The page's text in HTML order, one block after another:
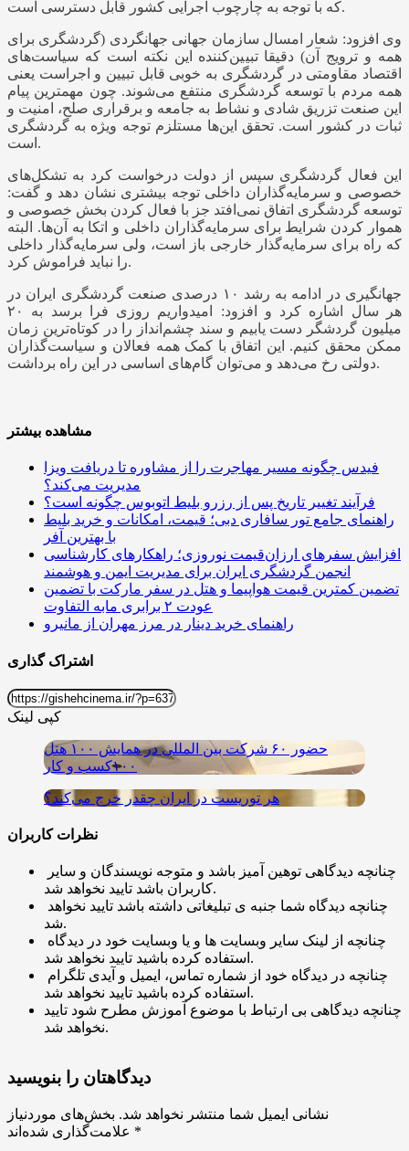
که با توجه به چارچوب اجرایی کشور قابل دسترسی است.
وی افزود: شعار امسال سازمان جهانی جهانگردی (گردشگری برای
همه و ترویج آن) دقیقا تبیین‌کننده این نکته است که سیاست‌های
اقتصاد مقاومتی در گردشگری به خوبی قابل تبیین و اجراست یعنی
همه مردم با توسعه گردشگری منتفع می‌شوند. چون مهمترین پیام
این صنعت تزریق شادی و نشاط به جامعه و برقراری صلح، امنیت و
ثبات در کشور است. تحقق این‌ها مستلزم توجه ویژه به گردشگری
است.
این فعال گردشگری سپس از دولت درخواست کرد به تشکل‌های
خصوصی و سرمایه‌گذاران داخلی توجه بیشتری نشان دهد و گفت:‌
توسعه گردشگری اتفاق نمی‌افتد جز با فعال کردن بخش خصوصی و
هموار کردن شرایط برای سرمایه‌گذاران داخلی و اتکا به آن‌ها. البته
که راه برای سرمایه‌گذار خارجی باز است، ولی سرمایه‌گذار داخلی
را نباید فراموش کرد.
جهانگیری در ادامه به رشد ۱۰ درصدی صنعت گردشگری ایران در
هر سال اشاره کرد و افزود: امیدواریم روزی فرا برسد به ۲۰
میلیون گردشگر دست یابیم و سند چشم‌انداز را در کوتاه‌ترین زمان
ممکن محقق کنیم. این اتفاق با کمک همه فعالان و سیاست‌گذاران
دولتی رخ می‌دهد و می‌توان گام‌های اساسی در این راه برداشت.
مشاهده بیشتر
فیدس چگونه مسیر مهاجرت را از مشاوره تا دریافت ویزا
مدیریت می‌کند؟
فرآیند تغییر تاریخ پس از رزرو بلیط اتوبوس چگونه است؟
راهنمای جامع تور سافاری دبی؛ قیمت، امکانات و خرید بلیط
با بهترین آفر
افزایش سفرهای ارزان‌قیمت نوروزی؛ راهکارهای کارشناسی
انجمن گردشگری ایران برای مدیریت ایمن و هوشمند
تضمین کمترین قیمت هواپیما و هتل در سفر مارکت با تضمین
عودت ۲ برابری مابه التفاوت
راهنمای خرید دینار در مرز مهران از مانیرو
اشتراک گذاری
کپی لینک
حضور ۶۰ شرکت بین المللی در همایش ۱۰۰ هتل
۱۰۰کسب و کار
هر توریست در ایران چقدر خرج می‌کند؟
نظرات کاربران
کاربران باشد تایید نخواهد شد.
شد.
استفاده کرده باشید تایید نخواهد شد.
استفاده کرده باشید تایید نخواهد شد.
چنانچه دیدگاهی بی ارتباط با موضوع آموزش مطرح شود تایید
نخواهد شد.
دیدگاهتان را بنویسید
نشانی ایمیل شما منتشر نخواهد شد. بخش‌های موردنیاز
*